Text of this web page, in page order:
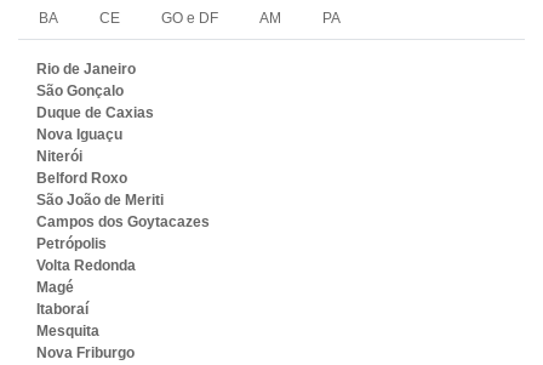
BA CE GO e DF AM PA
Rio de Janeiro
São Gonçalo
Duque de Caxias
Nova Iguaçu
Niterói
Belford Roxo
São João de Meriti
Campos dos Goytacazes
Petrópolis
Volta Redonda
Magé
Itaboraí
Mesquita
Nova Friburgo